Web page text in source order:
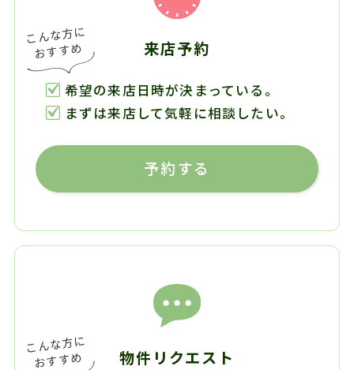
来店予約
希望の来店日時が決まっている。
まずは来店して気軽に相談したい。
予約する
物件リクエスト